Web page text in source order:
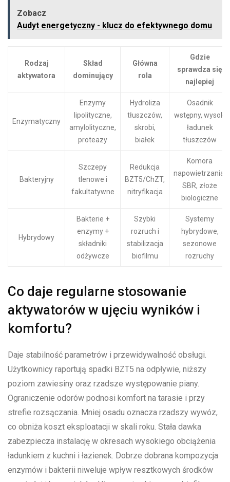
Zobacz
Audyt energetyczny - klucz do efektywnego domu
Rodzaj
aktywatora
Skład
dominujący
Główna
rola
Gdzie
sprawdza się
najlepiej
Enzymatyczny
Enzymy
lipolityczne,
amylolityczne,
proteazy
Hydroliza
tłuszczów,
skrobi,
białek
Osadnik
wstępny, wysoki
ładunek
tłuszczów
Bakteryjny
Szczepy
tlenowe i
fakultatywne
Redukcja
BZT5/ChZT,
nitryfikacja
Komora
napowietrzania,
SBR, złoże
biologiczne
Hybrydowy
Bakterie +
enzymy +
składniki
odżywcze
Szybki
rozruch i
stabilizacja
biofilmu
Systemy
hybrydowe,
sezonowe
rozruchy
Co daje regularne stosowanie
aktywatorów w ujęciu wyników i
komfortu?
Daje stabilność parametrów i przewidywalność obsługi.
Użytkownicy raportują spadki BZT5 na odpływie, niższy
poziom zawiesiny oraz rzadsze występowanie piany.
Ograniczenie odorów podnosi komfort na tarasie i przy
strefie rozsączania. Mniej osadu oznacza rzadszy wywóz,
co obniża koszt eksploatacji w skali roku. Stała dawka
zabezpiecza instalację w okresach wysokiego obciążenia
ładunkiem z kuchni i łazienek. Dobrze dobrana kompozycja
enzymów i bakterii niweluje wpływ resztkowych środków